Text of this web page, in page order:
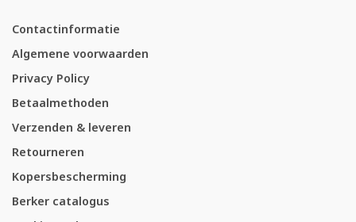
Contactinformatie
Algemene voorwaarden
Privacy Policy
Betaalmethoden
Verzenden & leveren
Retourneren
Kopersbescherming
Berker catalogus